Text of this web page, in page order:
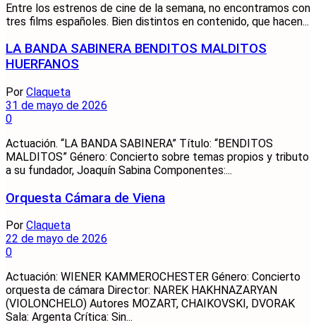
Entre los estrenos de cine de la semana, no encontramos con
tres films españoles. Bien distintos en contenido, que hacen...
LA BANDA SABINERA BENDITOS MALDITOS
HUERFANOS
Por Claqueta
31 de mayo de 2026
0
Actuación. “LA BANDA SABINERA” Título: “BENDITOS
MALDITOS” Género: Concierto sobre temas propios y tributo
a su fundador, Joaquín Sabina Componentes:...
Orquesta Cámara de Viena
Por Claqueta
22 de mayo de 2026
0
Actuación: WIENER KAMMEROCHESTER Género: Concierto
orquesta de cámara Director: NAREK HAKHNAZARYAN
(VIOLONCHELO) Autores MOZART, CHAIKOVSKI, DVORAK
Sala: Argenta Crítica: Sin...